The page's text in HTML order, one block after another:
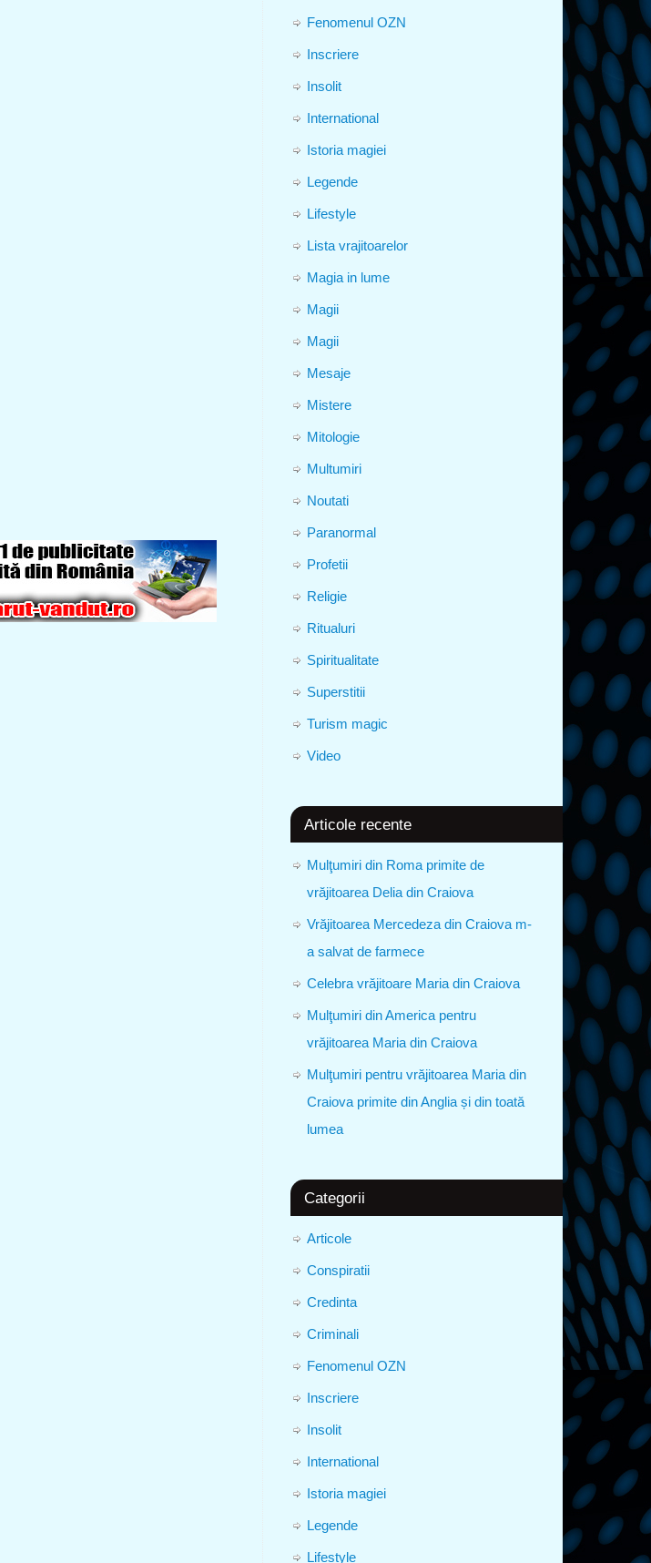
Fenomenul OZN
Inscriere
Insolit
International
Istoria magiei
Legende
Lifestyle
Lista vrajitoarelor
Magia in lume
Magii
Magii
Mesaje
Mistere
Mitologie
Multumiri
Noutati
Paranormal
Profetii
Religie
Ritualuri
Spiritualitate
Superstitii
Turism magic
Video
Articole recente
Mulţumiri din Roma primite de
vrăjitoarea Delia din Craiova
Vrăjitoarea Mercedeza din Craiova m-
a salvat de farmece
Celebra vrăjitoare Maria din Craiova
Mulţumiri din America pentru
vrăjitoarea Maria din Craiova
Mulţumiri pentru vrăjitoarea Maria din
Craiova primite din Anglia și din toată
lumea
Categorii
Articole
Conspiratii
Credinta
Criminali
Fenomenul OZN
Inscriere
Insolit
International
Istoria magiei
Legende
Lifestyle